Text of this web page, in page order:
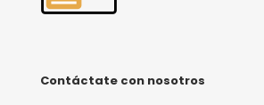
Contáctate con nosotros